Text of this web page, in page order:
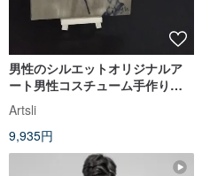
男性のシルエットオリジナルア
ート男性コスチューム手作りウ
ォールアート男性の夢の足ひれ
Artsli
9,935円